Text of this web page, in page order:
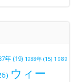
年(19) 1988年 (15) 1989
ウィー